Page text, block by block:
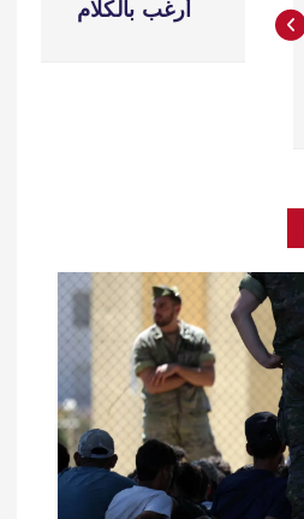
أرغب بالكلام